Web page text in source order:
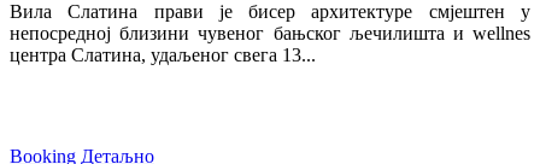
Вила Слатина прави је бисер архитектуре смјештен у
непосредној близини чувеног бањског љечилишта и wellnes
центра Слатина, удаљеног свега 13...
Booking Детаљно